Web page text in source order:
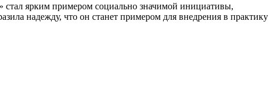
стал ярким примером социально значимой инициативы,
надежду, что он станет примером для внедрения в практику